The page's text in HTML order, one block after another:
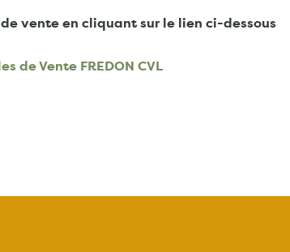
vente en cliquant sur le lien ci-dessous
de Vente FREDON CVL